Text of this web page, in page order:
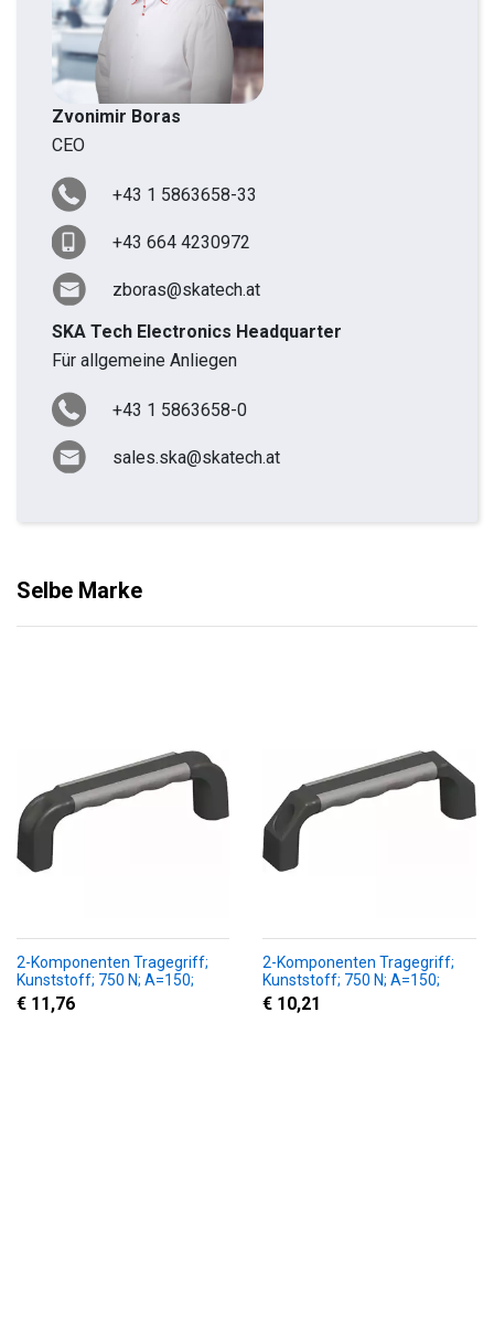
Zvonimir Boras
CEO
+43 1 5863658-33
+43 664 4230972
zboras@skatech.at
SKA Tech Electronics Headquarter
Für allgemeine Anliegen
+43 1 5863658-0
sales.ska@skatech.at
Selbe Marke
2-Komponenten Tragegriff;
Kunststoff; 750 N; A=150;
Rundung; M6;
€ 11,76
2-Komponenten Tragegriff;
Kunststoff; 750 N; A=150;
Schräge;
€ 10,21